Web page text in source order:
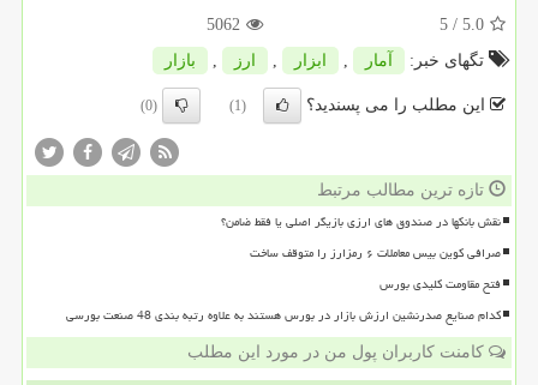
5.0
/ 5
5062
تگهای خبر:
آمار , ابزار , ارز , بازار
این مطلب را می پسندید؟ (1)
(0)
تازه ترین مطالب مرتبط
نقش بانکها در صندوق های ارزی بازیگر اصلی یا فقط ضامن؟
صرافی کوین بیس معاملات ۶ رمزارز را متوقف ساخت
فتح مقاومت کلیدی بورس
کدام صنایع صدرنشین ارزش بازار در بورس هستند به علاوه رتبه بندی 48 صنعت بورسی
کامنت کاربران پول من در مورد این مطلب